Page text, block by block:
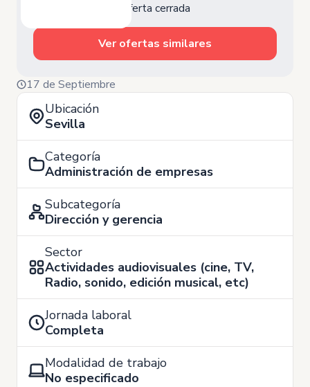
Oferta cerrada
Ver ofertas similares
17 de Septiembre
Ubicación
Sevilla
Categoría
Administración de empresas
Subcategoría
Dirección y gerencia
Sector
Actividades audiovisuales (cine, TV,
Radio, sonido, edición musical, etc)
Jornada laboral
Completa
Modalidad de trabajo
No especificado